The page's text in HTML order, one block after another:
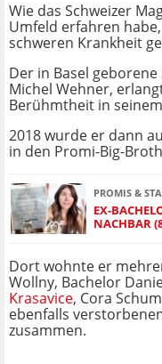
Wie das Schweizer
Umfeld erfahren
schweren Krankheit
Der in Basel
Michel Wehner,
Berühmtheit in
2018 wurde er dann
in den Promi-Big-
PROMIS &
EX-
NACHBAR
Dort wohnte er
Wollny, Bachelor
Krasavice, Cora
ebenfalls
zusammen.